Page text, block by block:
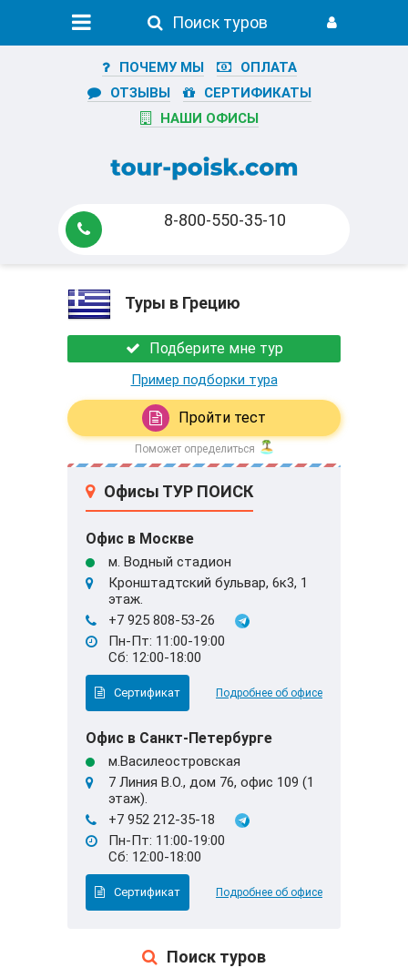
Поиск туров
ПОЧЕМУ МЫ
ОПЛАТА
ОТЗЫВЫ
СЕРТИФИКАТЫ
НАШИ ОФИСЫ
8-800-550-35-10
Туры в Грецию
Подберите мне тур
Пример подборки тура
Пройти тест
Поможет определиться
Поиск туров
Офисы ТУР ПОИСК
Офис в Москве
м. Водный стадион
Кронштадтский бульвар, 6к3, 1
этаж.
+7 925 808-53-26
Пн-Пт: 11:00-19:00
Сб: 12:00-18:00
Сертификат Подробнее об офисе
Офис в Санкт-Петербурге
м.Василеостровская
7 Линия В.О., дом 76, офис 109 (1
этаж).
+7 952 212-35-18
Пн-Пт: 11:00-19:00
Сб: 12:00-18:00
Сертификат Подробнее об офисе